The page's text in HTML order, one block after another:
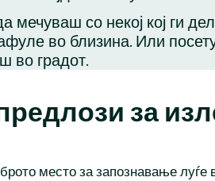
мечуваш со некој кој ги
во близина. Или
во градот.
за
место за запознавање луѓе